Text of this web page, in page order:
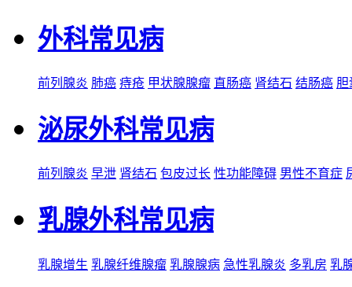
外科常见病
前列腺炎 肺癌 痔疮 甲状腺腺瘤 直肠癌 肾结石 结肠癌 胆
泌尿外科常见病
前列腺炎 早泄 肾结石 包皮过长 性功能障碍 男性不育症
乳腺外科常见病
乳腺增生 乳腺纤维腺瘤 乳腺腺病 急性乳腺炎 多乳房 乳